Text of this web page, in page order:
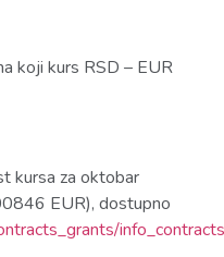
koji kurs RSD – EUR
kursa za oktobar
EUR), dostupno